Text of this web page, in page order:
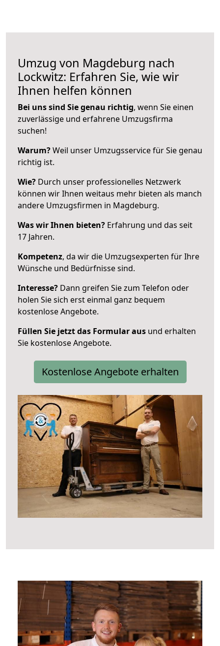
Umzug von Magdeburg nach
Lockwitz: Erfahren Sie, wie wir
Ihnen helfen können
Bei uns sind Sie genau richtig, wenn Sie einen
zuverlässige und erfahrene Umzugsfirma
suchen!
Warum?Weil unser Umzugsservice für Sie genau
richtig ist.
Wie? Durch unser professionelles Netzwerk
können wir Ihnen weitaus mehr bieten als manch
andere Umzugsfirmen in Magdeburg.
Was wir Ihnen bieten? Erfahrung und das seit
17 Jahren.
Kompetenz, da wir die Umzugsexperten für Ihre
Wünsche und Bedürfnisse sind.
Interesse? Dann greifen Sie zum Telefon oder
holen Sie sich erst einmal ganz bequem
kostenlose Angebote.
Füllen Sie jetzt das Formular aus und erhalten
Sie kostenlose Angebote.
Kostenlose Angebote erhalten